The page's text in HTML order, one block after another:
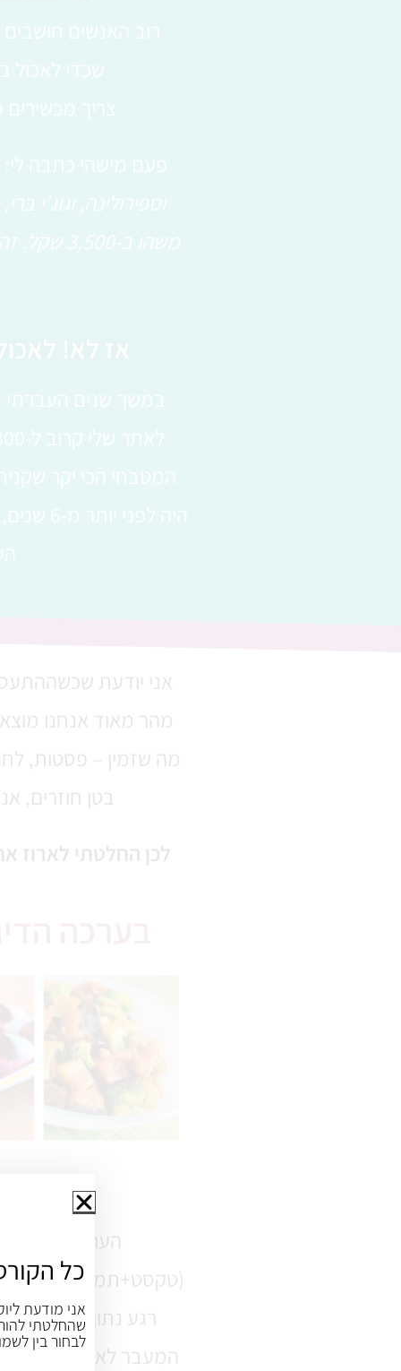
רוב האנשים
שכדי לאכול
צריך מכשירים
פעם מישהי כתבה לי:
וספירולינה, וגוג’י
משהו ב-
אז לא!
במשך שנים העברתי
היה
אני יודעת ש
מהר מאוד אנחנו
מה שזמין – פסטות,
בטן חוזרים,
לכן החלטתי לארוז
מה זה
(טקסט+תמונות),
המעבר לאוכל בריא
כל
אני מודעת
שהחלטתי
לבחור בין